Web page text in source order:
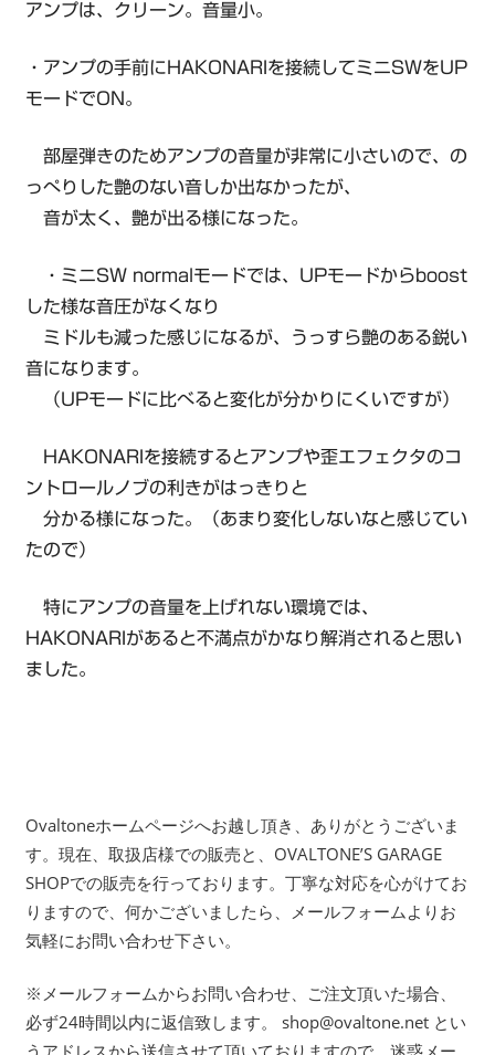
アンプは、クリーン。音量小。
・アンプの手前にHAKONARIを接続してミニSWをUP
モードでON。
部屋弾きのためアンプの音量が非常に小さいので、の
っぺりした艶のない音しか出なかったが、
音が太く、艶が出る様になった。
・ミニSW normalモードでは、UPモードからboost
した様な音圧がなくなり
ミドルも減った感じになるが、うっすら艶のある鋭い
音になります。
（UPモードに比べると変化が分かりにくいですが）
HAKONARIを接続するとアンプや歪エフェクタのコ
ントロールノブの利きがはっきりと
分かる様になった。（あまり変化しないなと感じてい
たので）
特にアンプの音量を上げれない環境では、
HAKONARIがあると不満点がかなり解消されると思い
ました。
Ovaltoneホームページへお越し頂き、ありがとうございま
す。現在、取扱店様での販売と、OVALTONE’S GARAGE
SHOPでの販売を行っております。丁寧な対応を心がけてお
りますので、何かございましたら、メールフォームよりお
気軽にお問い合わせ下さい。
※メールフォームからお問い合わせ、ご注文頂いた場合、
必ず24時間以内に返信致します。 shop@ovaltone.net とい